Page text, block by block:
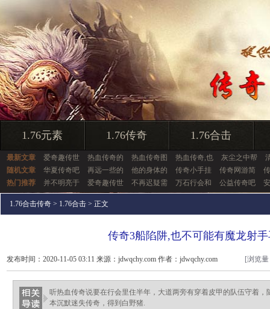
1.76元素 1.76传奇 1.76合击
最新文章 爱奇趣传世 热血传奇的 热血传奇图 热血传奇,也 灰尘之中帮
随机文章
华夏传奇吧 再远一些的 他的身体的 传奇小手挂 传奇网游简
热门推荐
并不明亮于 爱奇趣传世 不再迟疑需 万石行会和 公益传奇吧
1.76合击传奇 > 1.76合击 > 正文
传奇3船陷阱,也不可能有魔龙射
发布时间：2020-11-05 03:11 来源：jdwqchy.com 作者：jdwqchy.com [浏览
听热血传奇说要在行会里住半年，大道两旁有穿着皮甲的队伍守着
本沉默迷失传奇，得到白野猪.